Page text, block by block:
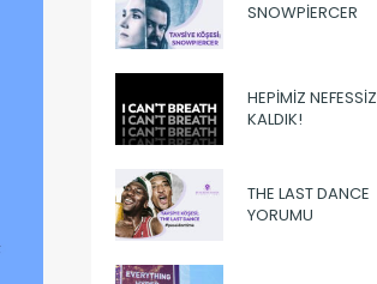
SNOWPIERCER
HEPIMIZ NEFESSIZ
KALDIK!
THE LAST DANCE
YORUMU